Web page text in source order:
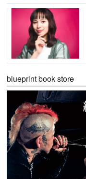
blueprint book store